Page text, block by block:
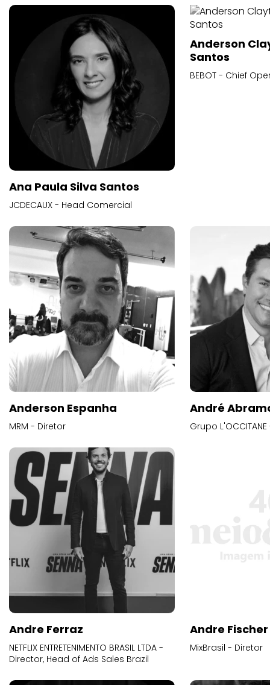
Ana Paula Silva Santos
JCDECAUX - Head Comercial
Anderson
Santos
BEBOT - Chief
Anderson Espanha
MRM - Diretor
André
Grupo
Andre Ferraz
NETFLIX ENTRETENIMENTO BRASIL LTDA -
Director, Head of Ads Sales Brazil
Andre Fischer
MixBrasil - Diretor